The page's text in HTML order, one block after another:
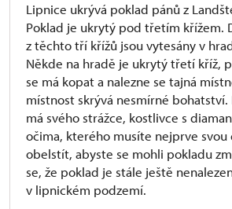
Lipnice ukrývá poklad pánů z
Poklad je ukrytý pod třetím křížem.
z těchto tří křížů jsou vytesány v
Někde na hradě je ukrytý třetí kříž,
se má kopat a nalezne se tajná
místnost skrývá nesmírné bohatství.
má svého strážce, kostlivce s
očima, kterého musíte nejprve
obelstít, abyste se mohli pokladu
se, že poklad je stále ještě
v lipnickém podzemí.